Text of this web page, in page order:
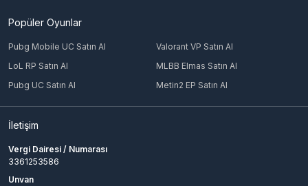
Popüler Oyunlar
Pubg Mobile UC Satın Al
Valorant VP Satın Al
LoL RP Satın Al
MLBB Elmas Satın Al
Pubg UC Satın Al
Metin2 EP Satın Al
İletişim
Vergi Dairesi / Numarası
3361253586
Unvan